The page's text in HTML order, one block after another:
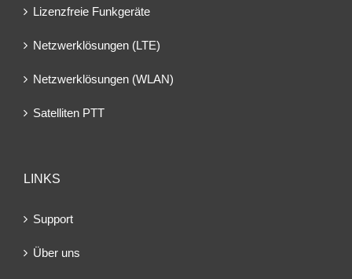
Lizenzfreie Funkgeräte
Netzwerklösungen (LTE)
Netzwerklösungen (WLAN)
Satelliten PTT
LINKS
Support
Über uns